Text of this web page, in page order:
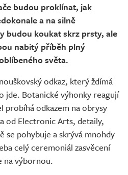
budou proklínat, jak
a na silně
budou koukat skrz prsty, ale
nabitý příběh plný
světa.
odkaz, který ždímá
jde. Botanické výhonky reagují
probíhá odkazem na obrysy
od Electronic Arts, detaily,
se pohybuje a skrývá mnohdy
celý ceremoniál zasvěcení
na výbornou.